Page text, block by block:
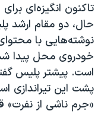
تاکنون انگیزه‌ای
حال، دو مقام ارشد
نوشته‌هایی با
خودروی محل پیدا
است. پیشتر پلیس
پشت این تیراندازی
«جرم ناشی از